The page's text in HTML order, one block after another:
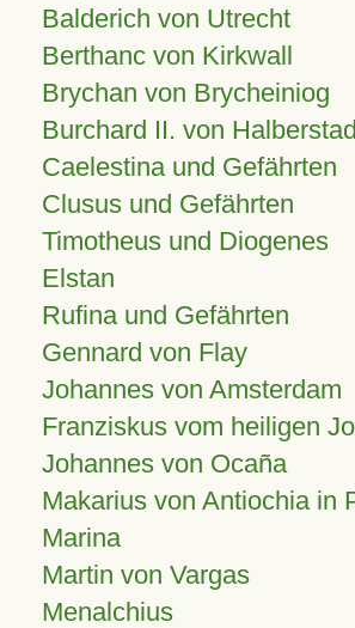
Balderich von Utrecht
Berthanc von Kirkwall
Brychan von Brycheiniog
Burchard II. von
Caelestina und Gefährten
Clusus und Gefährten
Timotheus und Diogenes
Elstan
Rufina und Gefährten
Gennard von Flay
Johannes von Amsterdam
Franziskus vom heiligen
Johannes von Ocaña
Makarius von Antiochia in
Marina
Martin von Vargas
Menalchius